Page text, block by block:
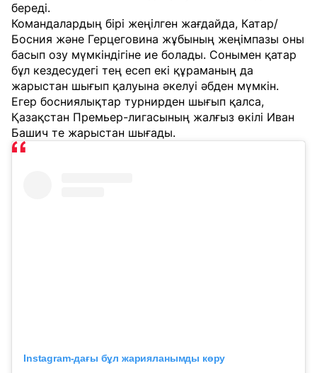
береді.
Командалардың бірі жеңілген жағдайда, Катар/
Босния және Герцеговина жұбының жеңімпазы оны
басып озу мүмкіндігіне ие болады. Сонымен қатар
бұл кездесудегі тең есеп екі құраманың да
жарыстан шығып қалуына әкелуі әбден мүмкін.
Егер босниялықтар турнирден шығып қалса,
Қазақстан Премьер-лигасының жалғыз өкілі Иван
Башич те жарыстан шығады.
Instagram-дағы бұл жарияланымды көру